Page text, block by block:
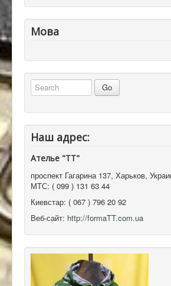
Мова
Наш адрес:
Ателье "ТТ"
проспект Гагарина 137, Харьков,
МТС: ( 099 ) 131 63 44
Киевстар: ( 067 ) 796 20 92
Веб-сайт: http://formaTT.com.ua